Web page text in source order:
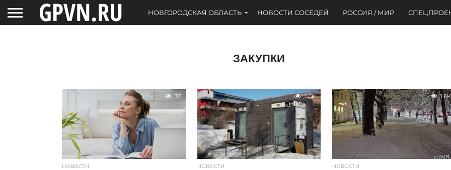
НОВГОРОДСКАЯ ОБЛАСТЬ НОВОСТИ СОСЕДЕЙ РОССИЯ / МИР
ЗАКУПКИ
37
НОВОСТИ
2.0K
НОВОСТИ
1.6K
НОВОСТИ